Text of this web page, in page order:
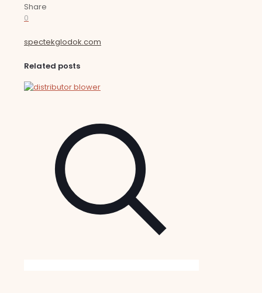
Share
0
spectekglodok.com
Related posts